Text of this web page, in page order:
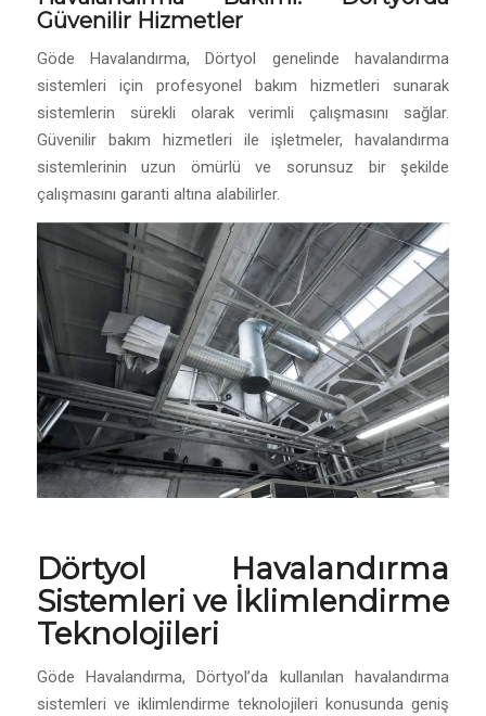
Güvenilir Hizmetler
Göde Havalandırma, Dörtyol genelinde havalandırma
sistemleri için profesyonel bakım hizmetleri sunarak
sistemlerin sürekli olarak verimli çalışmasını sağlar.
Güvenilir bakım hizmetleri ile işletmeler, havalandırma
sistemlerinin uzun ömürlü ve sorunsuz bir şekilde
çalışmasını garanti altına alabilirler.
Dörtyol Havalandırma
Sistemleri ve İklimlendirme
Teknolojileri
Göde Havalandırma, Dörtyol’da kullanılan havalandırma
sistemleri ve iklimlendirme teknolojileri konusunda geniş